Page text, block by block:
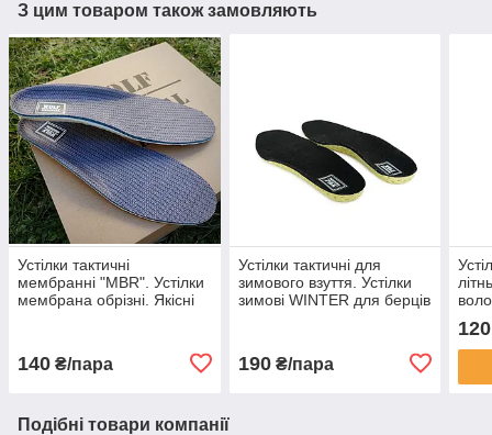
З цим товаром також замовляють
Устілки тактичні
мембранні "MBR". Устілки
мембрана обрізні. Якісні
140 ₴/пара
Устілки тактичні для
зимового взуття. Устілки
зимові WINTER для берців
190₴/пара
літні
120
Подібні товари компанії